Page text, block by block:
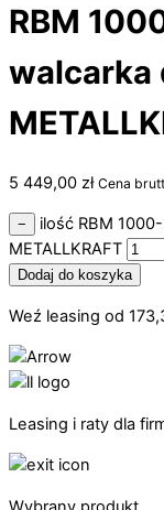
RBM
walcarka
5 449,00 zł Cena
−
ilość RBM
METALLKRAFT
Dodaj do koszyka
Weź leasing od
Leasing i raty dla